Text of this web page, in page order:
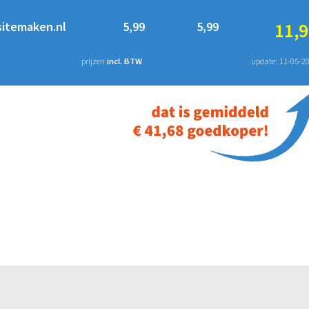
5,99 5,99
prijzen incl. BTW update: 11-05-